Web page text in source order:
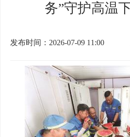
务”守护高温
发布时间：2026-07-09 11:00